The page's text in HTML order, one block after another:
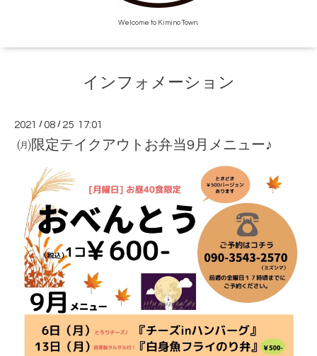
Welcome to Kimino Town.
インフォメーション
2021 /08 / 25 17:01
㈪限定テイクアウトお弁当9月メニュー♪